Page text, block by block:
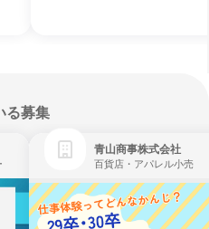
る募集
青山商事株式会社
百貨店・アパレル小売